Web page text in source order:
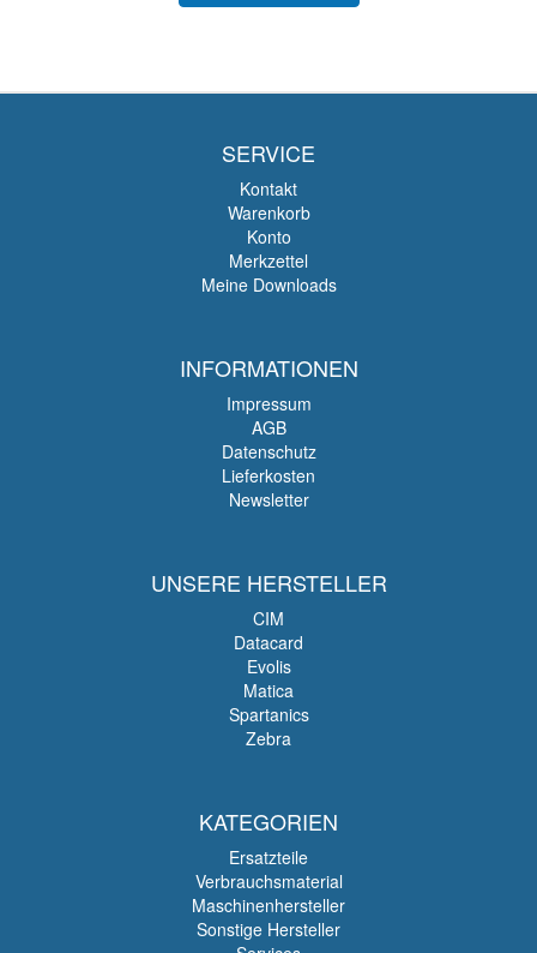
SERVICE
Kontakt
Warenkorb
Konto
Merkzettel
Meine Downloads
INFORMATIONEN
Impressum
AGB
Datenschutz
Lieferkosten
Newsletter
UNSERE HERSTELLER
CIM
Datacard
Evolis
Matica
Spartanics
Zebra
KATEGORIEN
Ersatzteile
Verbrauchsmaterial
Maschinenhersteller
Sonstige Hersteller